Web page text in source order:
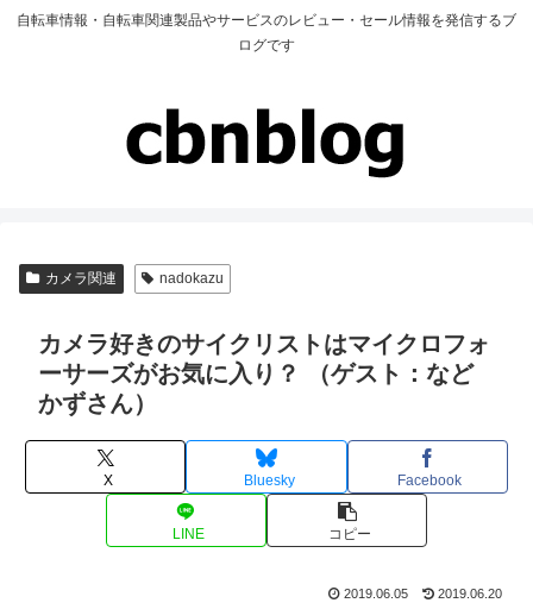
自転車情報・自転車関連製品やサービスのレビュー・セール情報を発信するブ
ログです
カメラ関連 nadokazu
カメラ好きのサイクリストはマイクロフォ
ーサーズがお気に入り？ （ゲスト：など
かずさん）
X Bluesky Facebook
LINE コピー
2019.06.05 2019.06.20